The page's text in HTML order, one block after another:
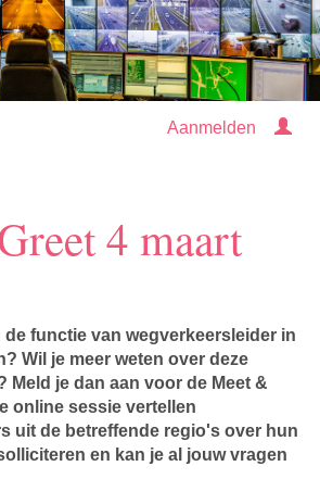
Aanmelden
4 maart
de functie van wegverkeersleider in
Wil je meer weten over deze
Meld je dan aan voor de Meet &
online sessie vertellen
uit de betreffende regio's over hun
en kan je al jouw vragen